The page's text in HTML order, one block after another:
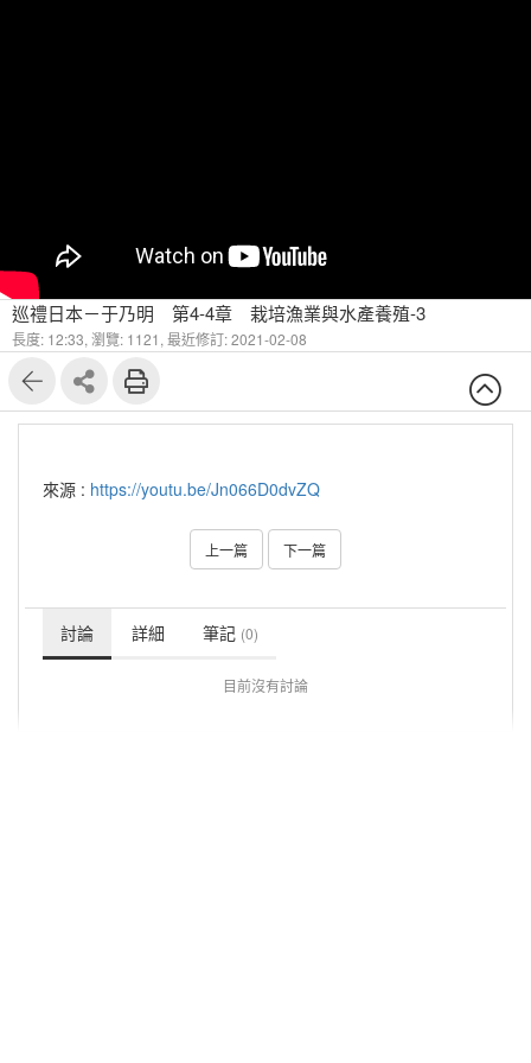
巡禮日本－于乃明 第4-4章 栽培漁業與水產養殖-3
長度: 12:33, 瀏覽: 1121, 最近修訂: 2021-02-08
來源 : https://youtu.be/Jn066D0dvZQ
上一篇 下一篇
討論 詳細 筆記 (0)
目前沒有討論